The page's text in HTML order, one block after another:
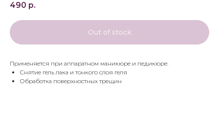
490 р.
Out of stock
Применяется при аппаратном маникюре и педикюре:
Снятие гель лака и тонкого слоя геля
Обработка поверхностных трещин